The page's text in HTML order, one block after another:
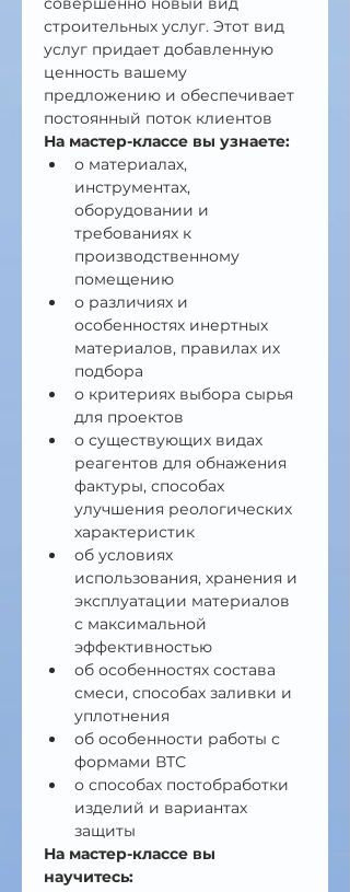
строительных услуг. Этот вид
услуг придает добавленную
ценность вашему
предложению и обеспечивает
постоянный поток клиентов
На мастер-классе вы узнаете:
о материалах,
инструментах,
оборудовании и
требованиях к
производственному
помещению
о различиях и
особенностях инертных
материалов, правилах их
подбора
о критериях выбора сырья
для проектов
о существующих видах
реагентов для обнажения
фактуры, способах
улучшения реологических
характеристик
об условиях
использования, хранения и
эксплуатации материалов
с максимальной
эффективностью
об особенностях состава
смеси, способах заливки и
уплотнения
об особенности работы с
формами ВТС
о способах постобработки
изделий и вариантах
защиты
На мастер-классе вы
научитесь: